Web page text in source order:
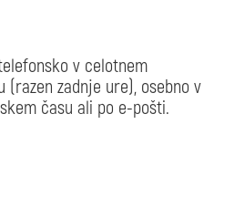
v celotnem
(razen zadnje ure), osebno v
času ali po e-pošti.